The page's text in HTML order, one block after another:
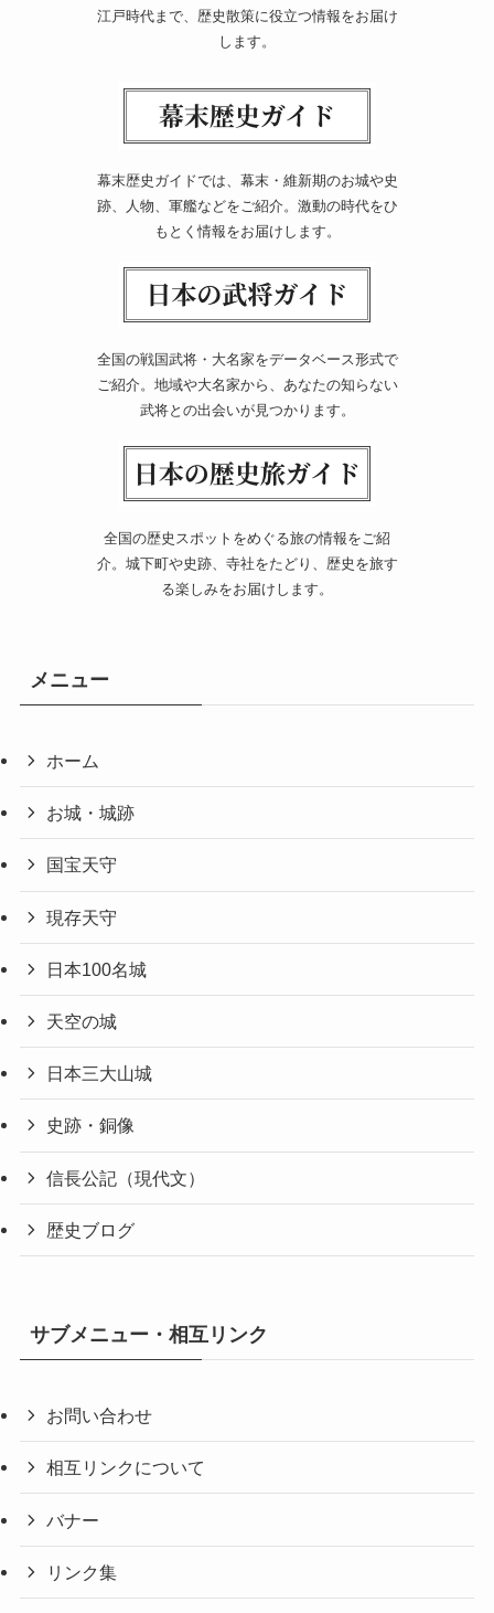
江戸時代まで、歴史散策に役立つ情報をお届け
します。
幕末歴史ガイドでは、幕末・維新期のお城や史
跡、人物、軍艦などをご紹介。激動の時代をひ
もとく情報をお届けします。
全国の戦国武将・大名家をデータベース形式で
ご紹介。地域や大名家から、あなたの知らない
武将との出会いが見つかります。
全国の歴史スポットをめぐる旅の情報をご紹
介。城下町や史跡、寺社をたどり、歴史を旅す
る楽しみをお届けします。
メニュー
ホーム
お城・城跡
国宝天守
現存天守
日本100名城
天空の城
日本三大山城
史跡・銅像
信長公記（現代文）
歴史ブログ
サブメニュー・相互リンク
お問い合わせ
相互リンクについて
バナー
リンク集